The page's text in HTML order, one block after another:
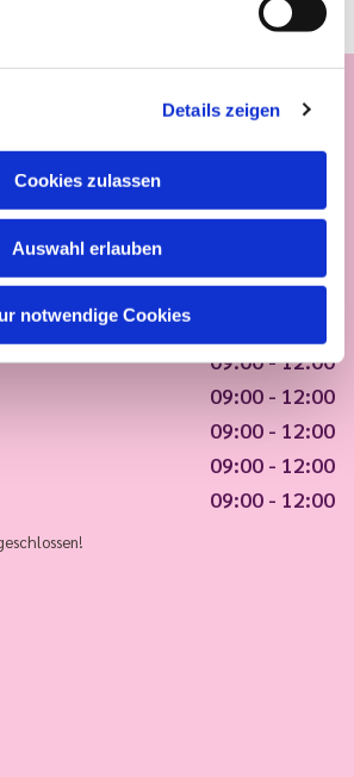
Details zeigen
Cookies zulassen
Auswahl erlauben
notwendige Cookies
09:00 - 12:00
09:00 - 12:00
09:00 - 12:00
09:00 - 12:00
09:00 - 12:00